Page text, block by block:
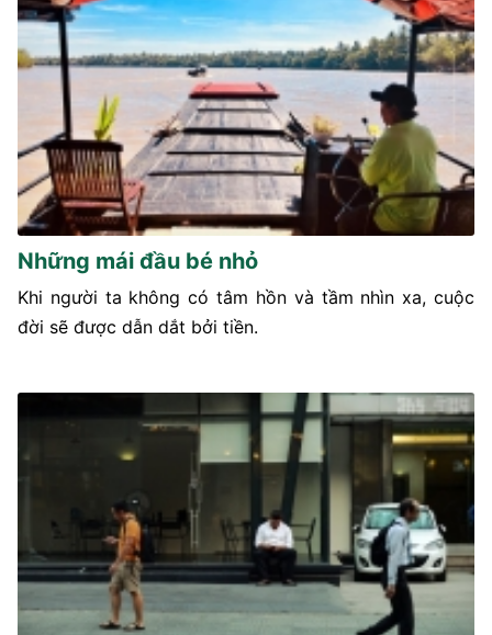
Những mái đầu bé nhỏ
Khi người ta không có tâm hồn và tầm nhìn xa, cuộc
đời sẽ được dẫn dắt bởi tiền.